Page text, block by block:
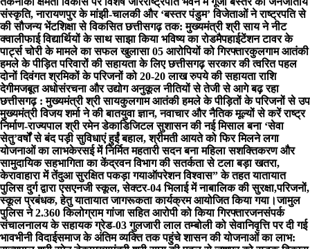
संस्कृति, नारायणपुर के मांझी-चालकी और ‘बस्तर पंडुम’ विजेताओं ने राष्ट्रपति से
की सौजन्य भेंटशिक्षा से विकसित छत्तीसगढ़ तक: मुख्यमंत्री श्री साय ने नीट
क्वालीफाई विद्यार्थियों के साथ साझा किया भविष्य का रोडमैपहाईटेंशन टावर के
पार्ट्स चोरी के मामले का सफल खुलासा 05 आरोपियों को गिरफ्तारकुलगाम आतंकी
हमले के पीड़ित परिवारों की सहायता के लिए छत्तीसगढ़ सरकार की त्वरित पहल
दोनों दिवंगत श्रमिकों के परिजनों को 20-20 लाख रुपये की सहायता राशि
देगीमजबूत अधोसंरचना और उद्योग अनुकूल नीतियों से तेजी से आगे बढ़ रहा
छत्तीसगढ़ : मुख्यमंत्री श्री सायकुलगाम आतंकी हमले के पीड़ितों के परिजनों से उप
मुख्यमंत्री विजय शर्मा ने की बातयुवा ज्ञान, नवाचार और नैतिक मूल्यों से करें राष्ट्र
निर्माण-राज्यपाल श्री रमेन डेका​डिजिटल सुशासन की नई मिसाल बना ‘सेवा
सेतु’वर्षों से बंद पड़ी सुविधाएं हुईं बहाल, श्रीमती आयते को फिर मिलने लगा
योजनाओं का लाभकेरसई में निर्मित महतारी सदन बना महिला सशक्तिकरण और
सामुदायिक सहभागिता का केंद्रवन विभाग की सतर्कता से टला बड़ा खतरा,
केरावाहारा में तेंदुआ सुरक्षित पकड़ा गयाऑपरेशन विश्वास” के तहत यातायात
पुलिस दुर्ग द्वारा एसएनजी स्कूल, सेक्टर-04 भिलाई में नाबालिक की सुरक्षा,परिजनों,
स्कूल प्रबंधक, हेतु यातायात जागरूकता कार्यक्रम आयोजित किया गया।जामुल
पुलिस ने 2.360 किलोग्राम गांजा सहित आरोपी को किया गिरफ्तारजनसंपर्क
संचालनालय के सहायक ग्रेड-03 गुलजारी लाल तम्बोली को सेवानिवृत्ति पर दी गई
भावभीनी विदाईसमाज के अंतिम व्यक्ति तक पहुंचे शासन की योजनाओं का लाभ: